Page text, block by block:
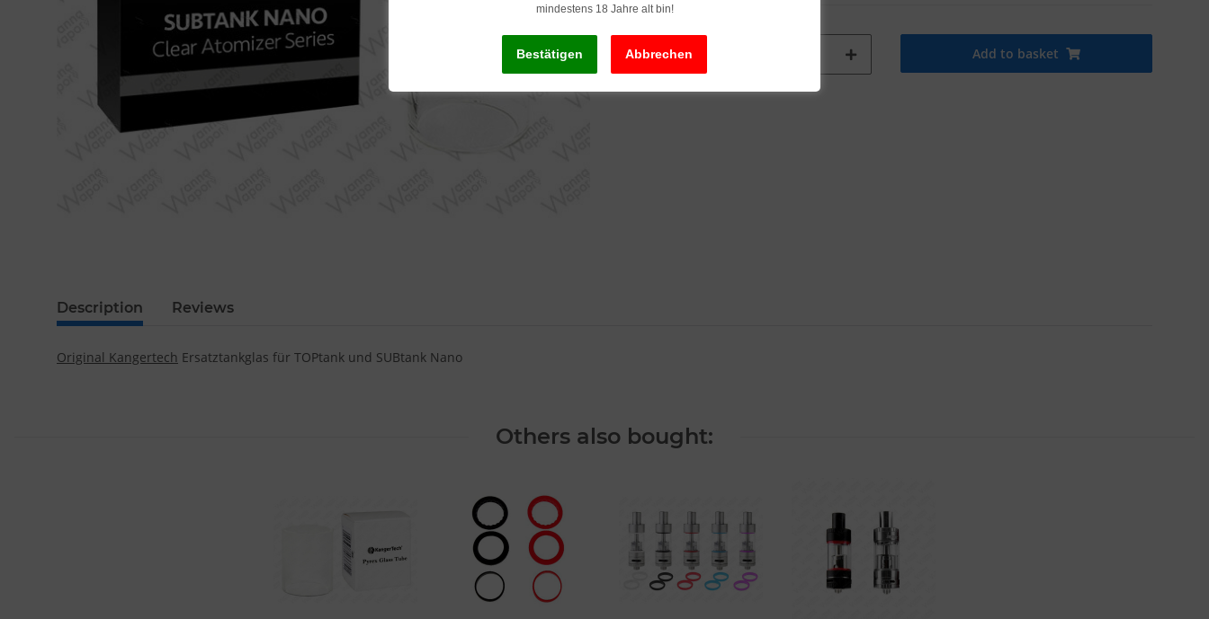
Add to basket
Description Reviews
Original Kangertech Ersatztankglas für TOPtank und SUBtank Nano
Others also bought:
mindestens 18 Jahre alt bin!